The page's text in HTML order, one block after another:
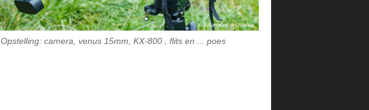
Opstelling: camera, venus 15mm, KX-800 , flits en ... poes